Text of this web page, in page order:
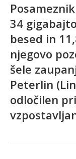
34
besed in
njegovo
šele
Peterlin
odločilen